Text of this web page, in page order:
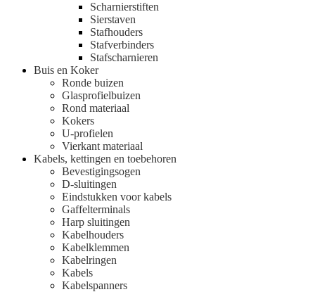
Scharnierstiften
Sierstaven
Stafhouders
Stafverbinders
Stafscharnieren
Buis en Koker
Ronde buizen
Glasprofielbuizen
Rond materiaal
Kokers
U-profielen
Vierkant materiaal
Kabels, kettingen en toebehoren
Bevestigingsogen
D-sluitingen
Eindstukken voor kabels
Gaffelterminals
Harp sluitingen
Kabelhouders
Kabelklemmen
Kabelringen
Kabels
Kabelspanners